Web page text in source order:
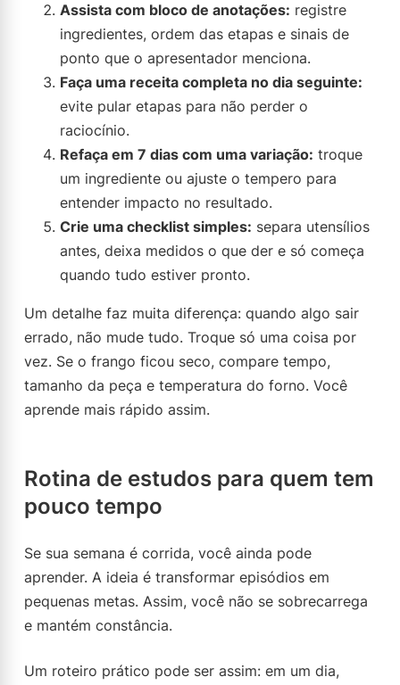
Assista com bloco de anotações: registre
ingredientes, ordem das etapas e sinais de
ponto que o apresentador menciona.
Faça uma receita completa no dia seguinte:
evite pular etapas para não perder o
raciocínio.
Refaça em 7 dias com uma variação: troque
um ingrediente ou ajuste o tempero para
entender impacto no resultado.
Crie uma checklist simples: separa utensílios
antes, deixa medidos o que der e só começa
quando tudo estiver pronto.
Um detalhe faz muita diferença: quando algo sair
errado, não mude tudo. Troque só uma coisa por
vez. Se o frango ficou seco, compare tempo,
tamanho da peça e temperatura do forno. Você
aprende mais rápido assim.
Rotina de estudos para quem tem
pouco tempo
Se sua semana é corrida, você ainda pode
aprender. A ideia é transformar episódios em
pequenas metas. Assim, você não se sobrecarrega
e mantém constância.
Um roteiro prático pode ser assim: em um dia,